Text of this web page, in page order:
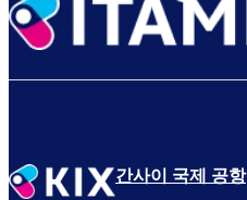
간사이 국제 공항